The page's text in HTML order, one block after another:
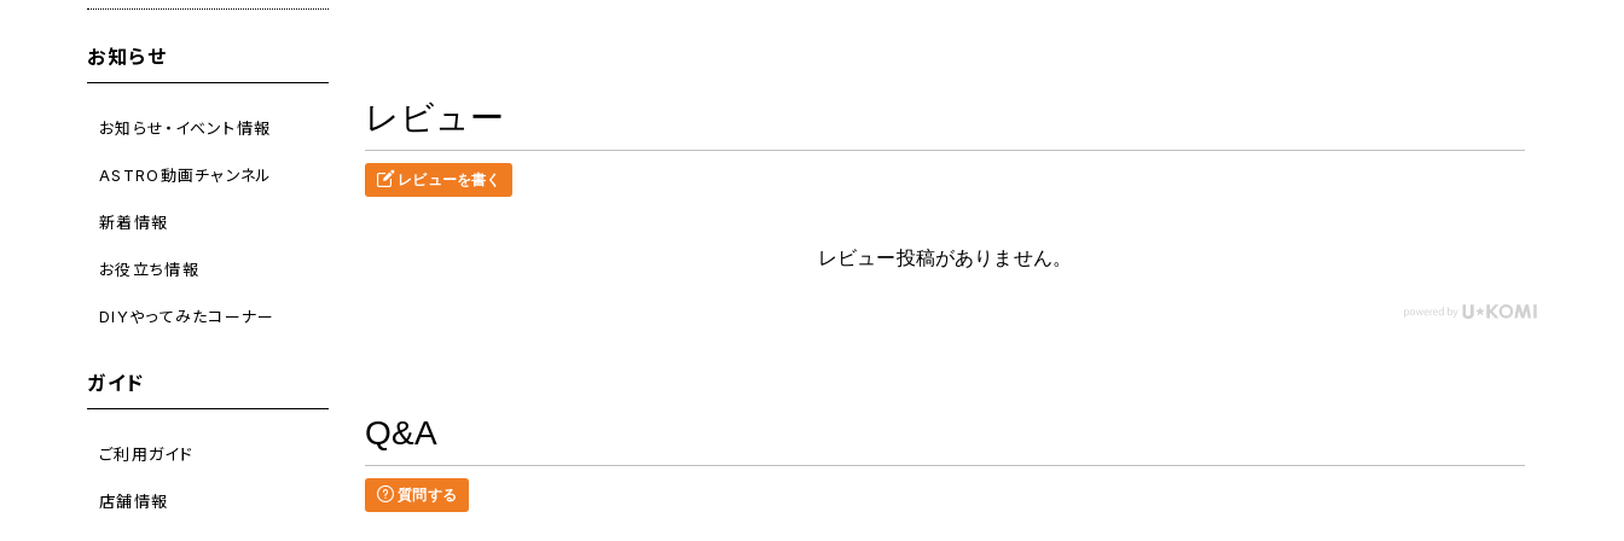
お知らせ
お知らせ・イベント情報
ASTRO動画チャンネル
新着情報
お役立ち情報
DIYやってみたコーナー
ガイド
ご利用ガイド
店舗情報
レビュー
レビューを書く
レビュー投稿がありません。
Q&A
質問する